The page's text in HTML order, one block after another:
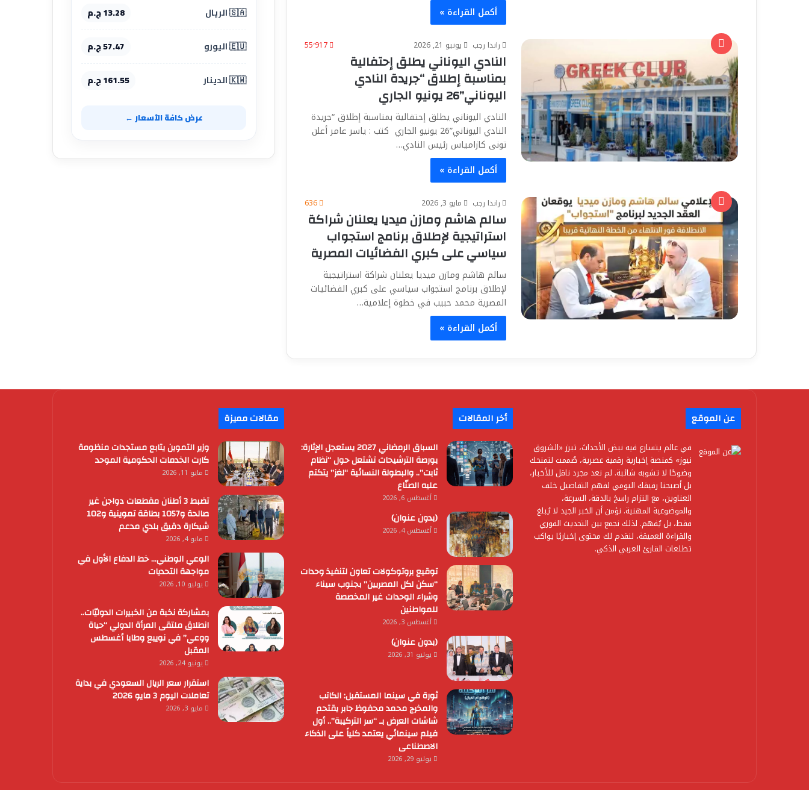
أكمل القراءة »
راندا رجب يونيو 21, 2026 55٬917
النادي اليوناني يطلق إحتفالية
بمناسبة إطلاق “جريدة النادي
اليوناني”26 يونيو الجاري
النادي اليوناني يطلق إحتفالية بمناسبة إطلاق “جريدة
النادي اليوناني”26 يونيو الجاري كتب : ياسر عامر أعلن
تونى كازامياس رئيس النادي…
أكمل القراءة »
راندا رجب مايو 3, 2026 636
سالم هاشم ومازن ميديا يعلنان شراكة
استراتيجية لإطلاق برنامج استجواب
سياسي على كبري الفضائيات المصرية
سالم هاشم ومازن ميديا يعلنان شراكة استراتيجية
لإطلاق برنامج استجواب سياسي على كبري الفضائيات
المصرية محمد حبيب في خطوة إعلامية…
أكمل القراءة »
🇸🇦 الريال 13.28 ج.م
🇪🇺 اليورو 57.47 ج.م
🇰🇼 الدينار 161.55 ج.م
عرض كافة الأسعار ←
عن الموقع
في عالم يتسارع فيه نبض الأحداث، تبرز «الشروق
نيوز» كمنصة إخبارية رقمية عصرية، صُممت لتمنحك
وضوحًا لا تشوبه شائبة. لم نعد مجرد ناقل للأخبار،
بل أصبحنا رفيقك اليومي لفهم التفاصيل خلف
العناوين، مع التزام راسخ بالدقة، السرعة،
والموضوعية المهنية. نؤمن أن الخبر الجيد لا يُبلغ
فقط، بل يُفهم. لذلك نجمع بين التحديث الفوري
والقراءة العميقة، لنقدم لك محتوى إخباريًا يواكب
تطلعات القارئ العربي الذكي.
أخر المقالات
السباق الرمضاني 2027 يستعجل الإثارة:
بورصة الترشيحات تشتعل حول “نظام
ثابت”.. والبطولة النسائية “لغز” يتكتم
عليه الصنّاع
أغسطس 6, 2026
(بدون عنوان)
أغسطس 4, 2026
توقيع بروتوكولات تعاون لتنفيذ وحدات
“سكن لكل المصريين” بجنوب سيناء
وشراء الوحدات غير المخصصة
للمواطنين
أغسطس 3, 2026
(بدون عنوان)
يوليو 31, 2026
ثورة في سينما المستقبل: الكاتب
والمخرج محمد محفوظ جابر يقتحم
شاشات العرض بـ “سر التركيبة”.. أول
فيلم سينمائي يعتمد كلياً على الذكاء
الاصطناعى
يوليو 29, 2026
مقالات مميزة
وزير التموين يتابع مستجدات منظومة
كارت الخدمات الحكومية الموحد
مايو 11, 2026
تضبط 3 أطنان مقطعات دواجن غير
صالحة و1057 بطاقة تموينية و102
شيكارة دقيق بلدي مدعم
مايو 4, 2026
الوعي الوطني… خط الدفاع الأول في
مواجهة التحديات
يوليو 10, 2026
بمشاركة نخبة من الخبيرات الدوليّات..
انطلاق ملتقى المرأة الدولي “حياة
ووعي” في نويبع وطابا أغسطس
المقبل
يونيو 24, 2026
استقرار سعر الريال السعودي في بداية
تعاملات اليوم 3 مايو 2026
مايو 3, 2026